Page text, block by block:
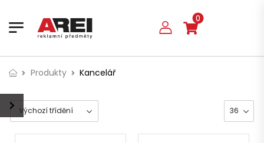
0
Produkty Kancelář